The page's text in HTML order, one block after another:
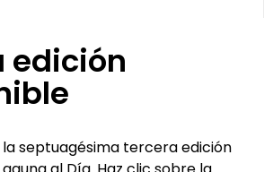
edición
septuagésima tercera edición